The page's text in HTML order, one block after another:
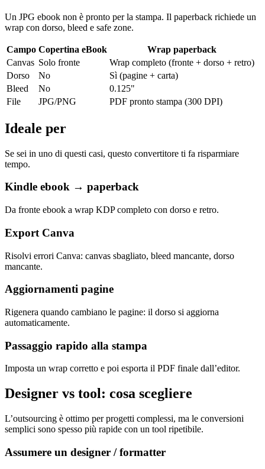
Un JPG ebook non è pronto per la stampa. Il paperback richiede un
wrap con dorso, bleed e safe zone.
Campo Copertina eBook
Wrap paperback
Canvas Solo fronte
Wrap completo (fronte + dorso + retro)
Dorso
No
Sì (pagine + carta)
Bleed
No
0.125"
File
JPG/PNG PDF pronto stampa (300 DPI)
Ideale per
Se sei in uno di questi casi, questo convertitore ti fa risparmiare
tempo.
Kindle ebook → paperback
Da fronte ebook a wrap KDP completo con dorso e retro.
Export Canva
Risolvi errori Canva: canvas sbagliato, bleed mancante, dorso
mancante.
Aggiornamenti pagine
Rigenera quando cambiano le pagine: il dorso si aggiorna
automaticamente.
Passaggio rapido alla stampa
Imposta un wrap corretto e poi esporta il PDF finale dall’editor.
Designer vs tool: cosa scegliere
L’outsourcing è ottimo per progetti complessi, ma le conversioni
semplici sono spesso più rapide con un tool ripetibile.
Assumere un designer / formatter